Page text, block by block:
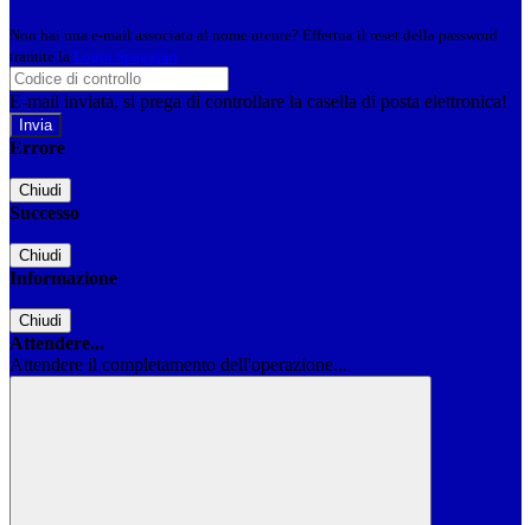
Non hai una e-mail associata al nome utente? Effettua il reset della password
tramite la Login Spaggiari
E-mail inviata, si prega di controllare la casella di posta elettronica!
Errore
Chiudi
Successo
Chiudi
Informazione
Chiudi
Attendere...
Attendere il completamento dell'operazione...